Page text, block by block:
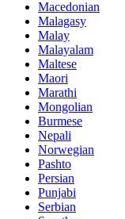
Macedonian
Malagasy
Malay
Malayalam
Maltese
Maori
Marathi
Mongolian
Burmese
Nepali
Norwegian
Pashto
Persian
Punjabi
Serbian